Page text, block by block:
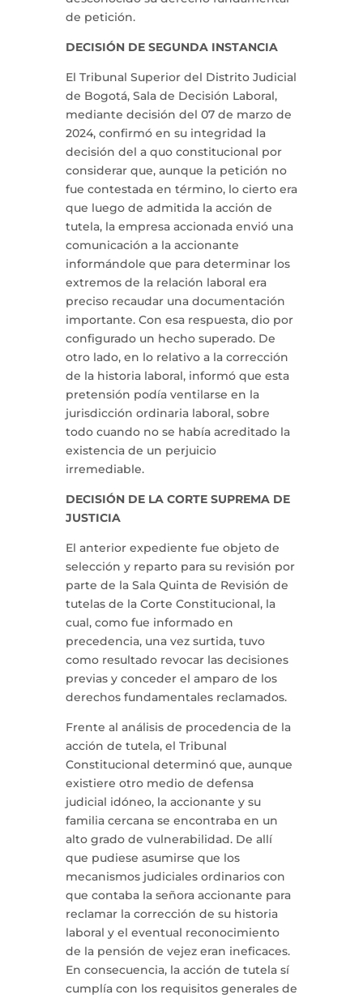
de petición.
DECISIÓN DE SEGUNDA INSTANCIA
El Tribunal Superior del Distrito Judicial
de Bogotá, Sala de Decisión Laboral,
mediante decisión del 07 de marzo de
2024, confirmó en su integridad la
decisión del a quo constitucional por
considerar que, aunque la petición no
fue contestada en término, lo cierto era
que luego de admitida la acción de
tutela, la empresa accionada envió una
comunicación a la accionante
informándole que para determinar los
extremos de la relación laboral era
preciso recaudar una documentación
importante. Con esa respuesta, dio por
configurado un hecho superado. De
otro lado, en lo relativo a la corrección
de la historia laboral, informó que esta
pretensión podía ventilarse en la
jurisdicción ordinaria laboral, sobre
todo cuando no se había acreditado la
existencia de un perjuicio
irremediable.
DECISIÓN DE LA CORTE SUPREMA DE
JUSTICIA
El anterior expediente fue objeto de
selección y reparto para su revisión por
parte de la Sala Quinta de Revisión de
tutelas de la Corte Constitucional, la
cual, como fue informado en
precedencia, una vez surtida, tuvo
como resultado revocar las decisiones
previas y conceder el amparo de los
derechos fundamentales reclamados.
Frente al análisis de procedencia de la
acción de tutela, el Tribunal
Constitucional determinó que, aunque
existiere otro medio de defensa
judicial idóneo, la accionante y su
familia cercana se encontraba en un
alto grado de vulnerabilidad. De allí
que pudiese asumirse que los
mecanismos judiciales ordinarios con
que contaba la señora accionante para
reclamar la corrección de su historia
laboral y el eventual reconocimiento
de la pensión de vejez eran ineficaces.
En consecuencia, la acción de tutela sí
cumplía con los requisitos generales de